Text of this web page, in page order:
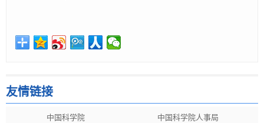
友情链接
中国科学院 中国科学院人事局